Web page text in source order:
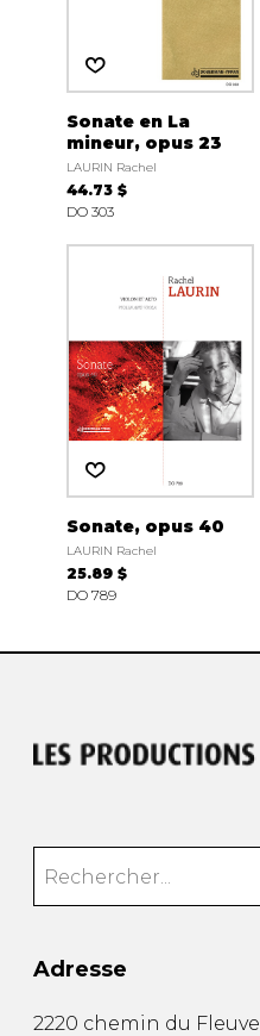
Sonate en La
mineur, opus 23
LAURIN Rachel
44.73 $
DO 303
Sonate, opus 40
LAURIN Rachel
25.89 $
DO 789
Adresse
2220 chemin du Fleuve